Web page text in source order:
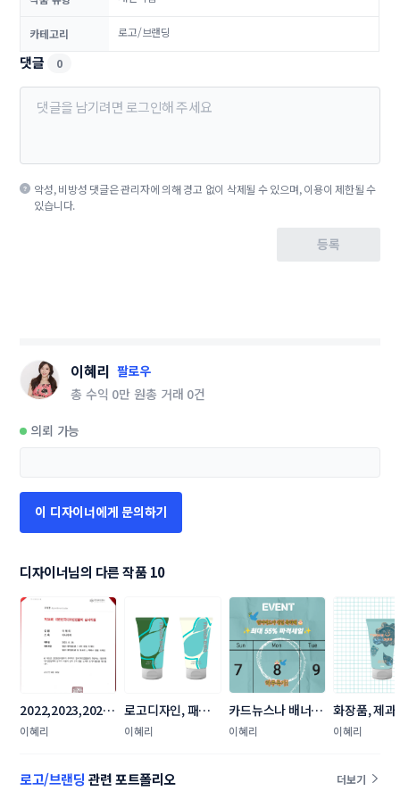
카테고리 로고/브랜딩
댓글 0
악성, 비방성 댓글은 관리자에 의해 경고 없이 삭제될 수 있으며, 이용이 제한될 수
있습니다.
등록
이혜리 팔로우
총 수익 0만 원총 거래 0건
의뢰 가능
이 디자이너에게 문의하기
디자이너님의 다른 작품 10
2022,2023,2024
대한민국디자인전
이혜리
로고디자인, 패키지
디자인
이혜리
카드뉴스나 배너, x
배너 인쇄물 등 모
이혜리
화장품, 제과
등 다양한 패
이혜리
로고/브랜딩 관련 포트폴리오 더보기